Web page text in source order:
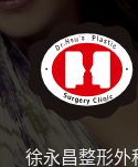
徐永昌整形外